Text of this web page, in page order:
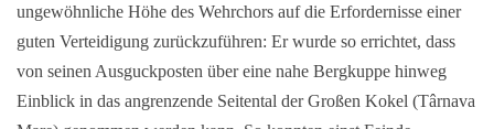
ungewöhnliche Höhe des Wehrchors auf die Erfordernisse einer
guten Verteidigung zurückzuführen: Er wurde so errichtet, dass
von seinen Ausguckposten über eine nahe Bergkuppe hinweg
Einblick in das angrenzende Seitental der Großen Kokel (Târnava